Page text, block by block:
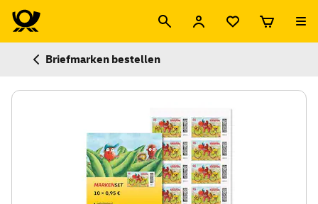
Briefmarken bestellen